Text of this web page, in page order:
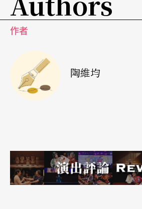
西才能進去，我從小就想拿到那
注的城市暗處，「我希望觀眾可
代化排除的沒落產業，看看性產
貌，眼前這些公寓裡住著怎樣的
作者
陶維均